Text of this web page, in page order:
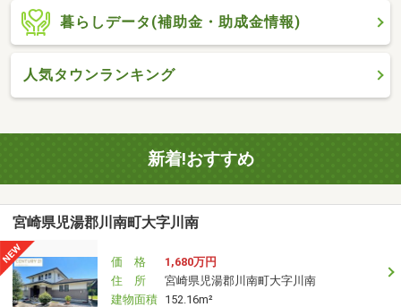
暮らしデータ(補助金・助成金情報)
人気タウンランキング
新着!おすすめ
宮崎県児湯郡川南町大字川南
価 格
1,680万円
住 所
宮崎県児湯郡川南町大字川南
建物面積 152.16m²